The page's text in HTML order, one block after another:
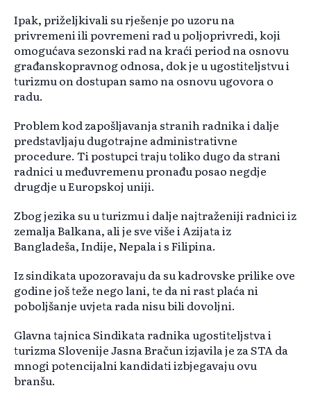
Ipak, priželjkivali su rješenje po uzoru na
privremeni ili povremeni rad u poljoprivredi, koji
omogućava sezonski rad na kraći period na osnovu
građanskopravnog odnosa, dok je u ugostiteljstvu i
turizmu on dostupan samo na osnovu ugovora o
radu.
Problem kod zapošljavanja stranih radnika i dalje
predstavljaju dugotrajne administrativne
procedure. Ti postupci traju toliko dugo da strani
radnici u međuvremenu pronađu posao negdje
drugdje u Europskoj uniji.
Zbog jezika su u turizmu i dalje najtraženiji radnici iz
zemalja Balkana, ali je sve više i Azijata iz
Bangladeša, Indije, Nepala i s Filipina.
Iz sindikata upozoravaju da su kadrovske prilike ove
godine još teže nego lani, te da ni rast plaća ni
poboljšanje uvjeta rada nisu bili dovoljni.
Glavna tajnica Sindikata radnika ugostiteljstva i
turizma Slovenije Jasna Bračun izjavila je za STA da
mnogi potencijalni kandidati izbjegavaju ovu
branšu.